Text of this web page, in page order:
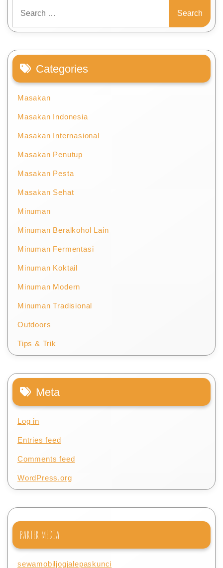
for:
Categories
Masakan
Masakan Indonesia
Masakan Internasional
Masakan Penutup
Masakan Pesta
Masakan Sehat
Minuman
Minuman Beralkohol Lain
Minuman Fermentasi
Minuman Koktail
Minuman Modern
Minuman Tradisional
Outdoors
Tips & Trik
Meta
Log in
Entries feed
Comments feed
WordPress.org
PARTER MEDIA
sewamobiljogjalepaskunci